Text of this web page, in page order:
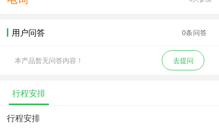
用户问答 0条问答
本产品暂无问答内容！ 去提问
行程安排
行程安排